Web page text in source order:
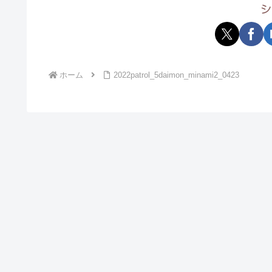
ホーム 2022patrol_5daimon_minami2_0423